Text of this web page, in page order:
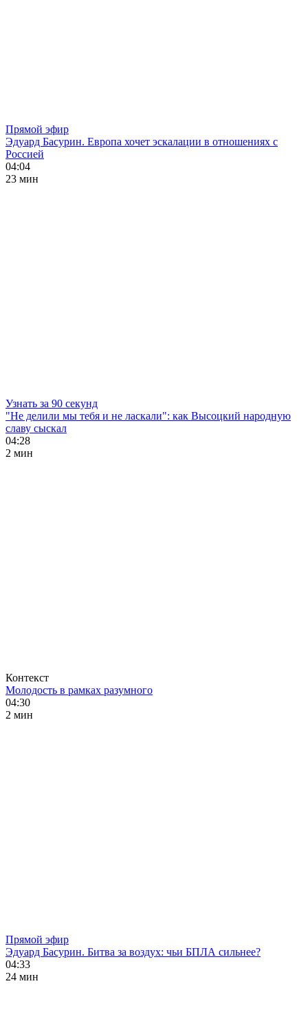
Прямой эфир
Эдуард Басурин. Европа хочет эскалации в отношениях с
Россией
04:04
23 мин
Узнать за 90 секунд
"Не делили мы тебя и не ласкали": как Высоцкий народную
славу сыскал
04:28
2 мин
Контекст
Молодость в рамках разумного
04:30
2 мин
Прямой эфир
Эдуард Басурин. Битва за воздух: чьи БПЛА сильнее?
04:33
24 мин